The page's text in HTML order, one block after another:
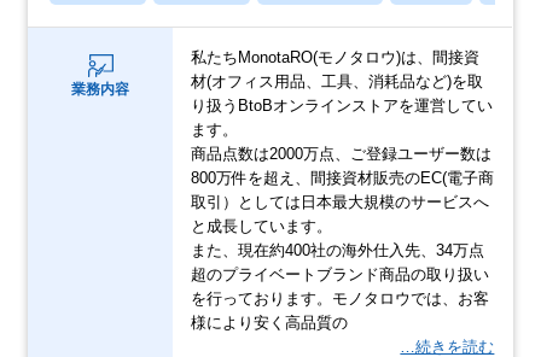
業務内容
私たちMonotaRO(モノタロウ)は、間接資
材(オフィス用品、工具、消耗品など)を取
り扱うBtoBオンラインストアを運営してい
ます。
商品点数は2000万点、ご登録ユーザー数は
800万件を超え、間接資材販売のEC(電子商
取引）としては日本最大規模のサービスへ
と成長しています。
また、現在約400社の海外仕入先、34万点
超のプライベートブランド商品の取り扱い
を行っております。モノタロウでは、お客
様により安く高品質の
…続きを読む